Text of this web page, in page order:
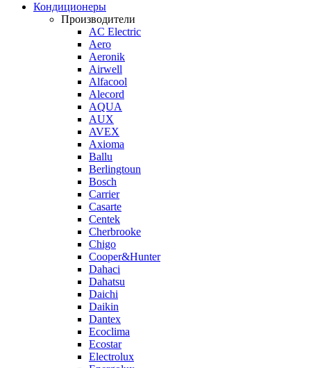
Кондиционеры
Производители
AC Electric
Aero
Aeronik
Airwell
Alfacool
Alecord
AQUA
AUX
AVEX
Axioma
Ballu
Berlingtoun
Bosch
Carrier
Casarte
Centek
Cherbrooke
Chigo
Cooper&Hunter
Dahaci
Dahatsu
Daichi
Daikin
Dantex
Ecoclima
Ecostar
Electrolux